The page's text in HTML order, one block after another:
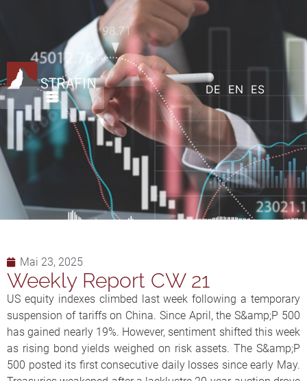
DE EN ES
Mai 23, 2025
Weekly Report CW 21
US equity indexes climbed last week following a temporary
suspension of tariffs on China. Since April, the S&amp;P 500
has gained nearly 19%. However, sentiment shifted this week
as rising bond yields weighed on risk assets. The S&amp;P
500 posted its first consecutive daily losses since early May.